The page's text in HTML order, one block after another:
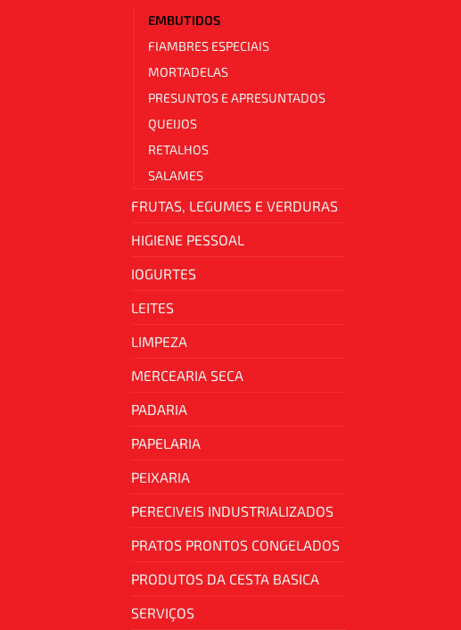
EMBUTIDOS
FIAMBRES ESPECIAIS
MORTADELAS
PRESUNTOS E APRESUNTADOS
QUEIJOS
RETALHOS
SALAMES
FRUTAS, LEGUMES E VERDURAS
HIGIENE PESSOAL
IOGURTES
LEITES
LIMPEZA
MERCEARIA SECA
PADARIA
PAPELARIA
PEIXARIA
PERECIVEIS INDUSTRIALIZADOS
PRATOS PRONTOS CONGELADOS
PRODUTOS DA CESTA BASICA
SERVIÇOS